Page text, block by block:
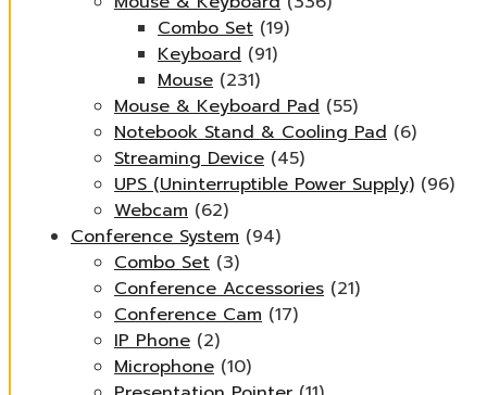
Combo Set (19)
Keyboard (91)
Mouse (231)
Mouse & Keyboard Pad (55)
Notebook Stand & Cooling Pad (6)
Streaming Device (45)
UPS (Uninterruptible Power Supply) (96)
Webcam (62)
Conference System (94)
Combo Set (3)
Conference Accessories (21)
Conference Cam (17)
IP Phone (2)
Microphone (10)